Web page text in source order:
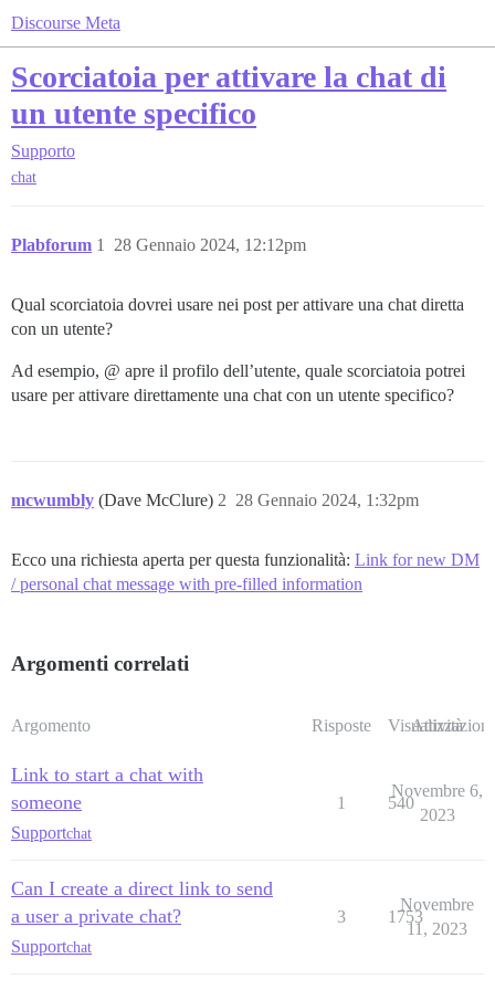
Discourse Meta
Scorciatoia per attivare la chat di
un utente specifico
Supporto
chat
Plabforum 28 Gennaio 2024, 12:12pm
1
Qual scorciatoia dovrei usare nei post per attivare una chat diretta
con un utente?
Ad esempio, @ apre il profilo dell’utente, quale scorciatoia potrei
usare per attivare direttamente una chat con un utente specifico?
mcwumbly (Dave McClure) 28 Gennaio 2024, 1:32pm
2
Ecco una richiesta aperta per questa funzionalità: Link for new DM
/ personal chat message with pre-filled information
Argomenti correlati
Argomento Risposte Visualizzazioni
Attività
Link to start a chat with
someone
Supportchat
1 540
Novembre 6,
2023
Can I create a direct link to send
a user a private chat?
Supportchat
3 1753
Novembre
11, 2023